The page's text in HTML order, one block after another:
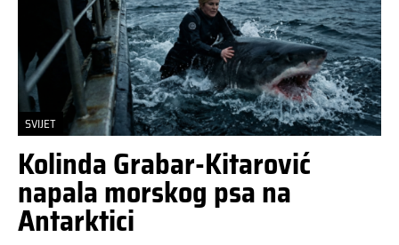
SVIJET
Kolinda Grabar-Kitarović
napala morskog psa na
Antarktici